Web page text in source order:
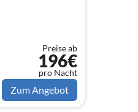
Preise ab
196€
pro Nacht
Zum Angebot